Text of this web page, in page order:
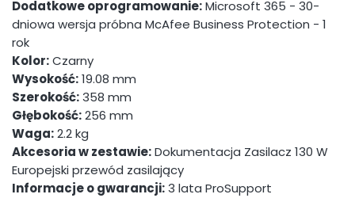
Dodatkowe oprogramowanie:Microsoft 365 - 30-
dniowa wersja próbna McAfee Business Protection - 1
rok
Kolor:Czarny
Wysokość:19.08 mm
Szerokość:358 mm
Głębokość:256 mm
Waga:2.2 kg
Akcesoria w zestawie:Dokumentacja Zasilacz 130 W
Europejski przewód zasilający
Informacje o gwarancji:3 lata ProSupport